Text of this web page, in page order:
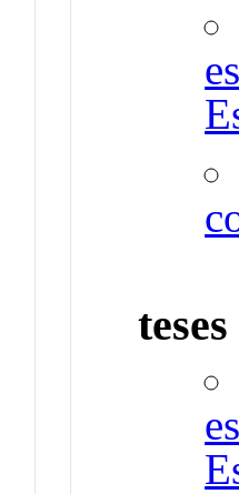
teses